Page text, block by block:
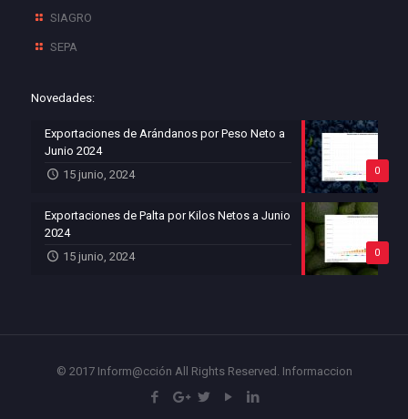
SIAGRO
SEPA
Novedades:
0
Exportaciones de Arándanos por Peso Neto a
Junio 2024
15 junio, 2024
0
Exportaciones de Palta por Kilos Netos a Junio
2024
15 junio, 2024
© 2017 Inform@cción All Rights Reserved. Informaccion